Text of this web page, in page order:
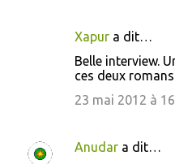
Xapur a dit…
Belle interview.
ces deux
23 mai 2012 à
Anudar a dit…